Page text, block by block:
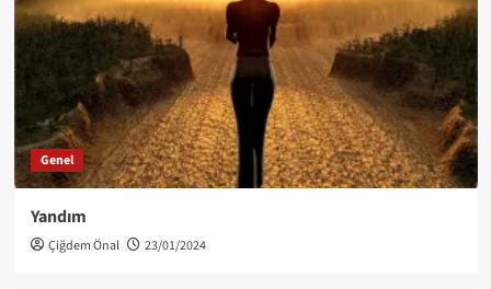
Genel
Yandım
Çiğdem Önal 23/01/2024